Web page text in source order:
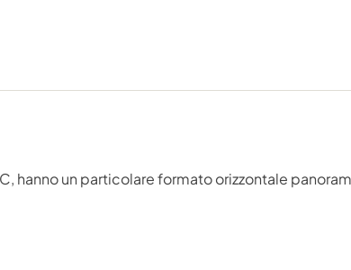
hanno un particolare formato orizzontale